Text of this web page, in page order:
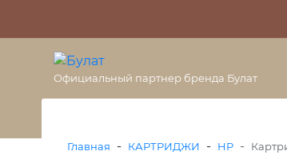
+7 (495) 477-56-25
Официальный партнер бренда Булат
Главная - КАРТРИДЖИ - HP -